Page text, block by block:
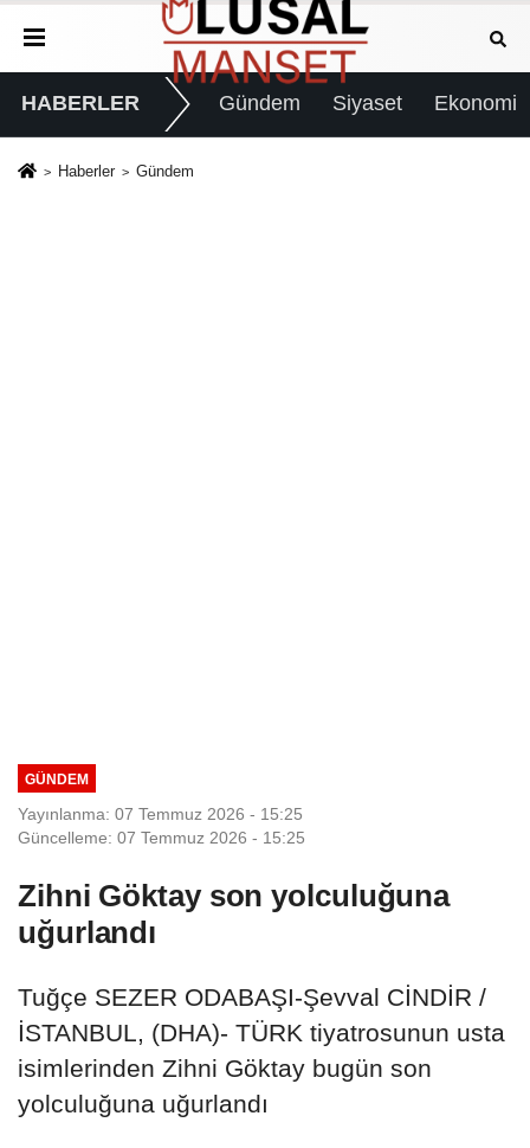
HABERLER Gündem Siyaset Ekonomi
Haberler Gündem
GÜNDEM
Yayınlanma: 07 Temmuz 2026 - 15:25
Güncelleme: 07 Temmuz 2026 - 15:25
Zihni Göktay son yolculuğuna
uğurlandı
Tuğçe SEZER ODABAŞI-Şevval CİNDİR /
İSTANBUL, (DHA)- TÜRK tiyatrosunun usta
isimlerinden Zihni Göktay bugün son
yolculuğuna uğurlandı